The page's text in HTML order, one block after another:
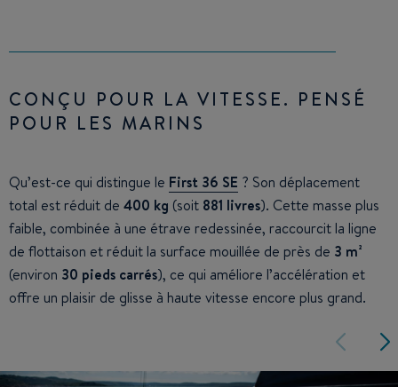
CONÇU POUR LA VITESSE. PENSÉ
POUR LES MARINS
Qu’est-ce qui distingue le First 36 SE ? Son déplacement
total est réduit de 400 kg (soit 881 livres). Cette masse plus
faible, combinée à une étrave redessinée, raccourcit la ligne
de flottaison et réduit la surface mouillée de près de 3 m²
(environ 30 pieds carrés), ce qui améliore l’accélération et
offre un plaisir de glisse à haute vitesse encore plus grand.